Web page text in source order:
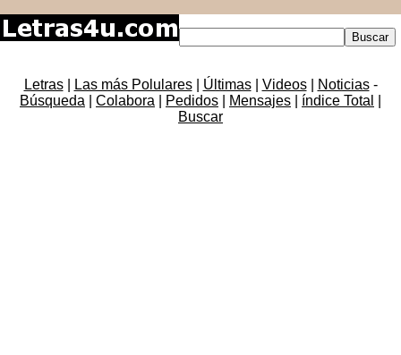
Letras| Las más Polulares| Últimas| Videos| Noticias-
Búsqueda
Colabora Pedidos Mensajes índice Total
Buscar